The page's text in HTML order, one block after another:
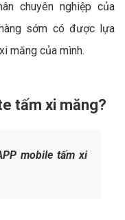
chuyên nghiệp của
sớm có được lựa
măng của mình.
tấm xi măng?
mobile tấm xi